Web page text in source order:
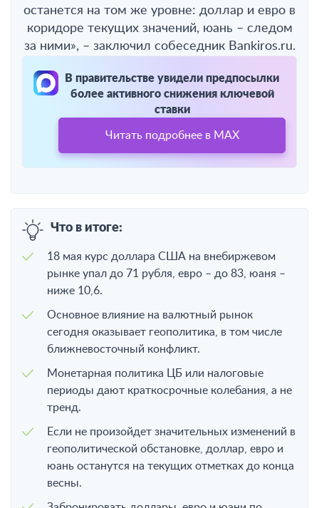
останется на том же уровне: доллар и евро в
коридоре текущих значений, юань – следом
за ними», – заключил собеседник Bankiros.ru.
В правительстве увидели предпосылки
более активного снижения ключевой
ставки
Читать подробнее в MAX
Что в итоге:
18 мая курс доллара США на внебиржевом
рынке упал до 71 рубля, евро – до 83, юаня –
ниже 10,6.
Основное влияние на валютный рынок
сегодня оказывает геополитика, в том числе
ближневосточный конфликт.
Монетарная политика ЦБ или налоговые
периоды дают краткосрочные колебания, а не
тренд.
Если не произойдет значительных изменений в
геополитической обстановке, доллар, евро и
юань останутся на текущих отметках до конца
весны.